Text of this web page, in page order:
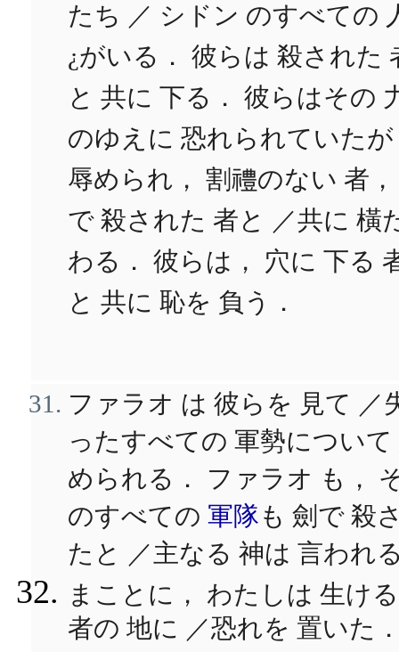
たち ／ シドン のすべての
¿がいる． 彼らは 殺された
と 共に 下る． 彼らはその
のゆえに 恐れられていた
辱められ， 割禮のない 者
で 殺された 者と ／共に 橫
わる． 彼らは， 穴に 下る
と 共に 恥を 負う．
ファラオ は 彼らを 見て ／
ったすべての 軍勢について
められる． ファラオ も，
のすべての 軍隊も 劍で 殺
たと ／主なる 神は 言われ
まことに， わたしは 生ける
者の 地に ／恐れを 置いた